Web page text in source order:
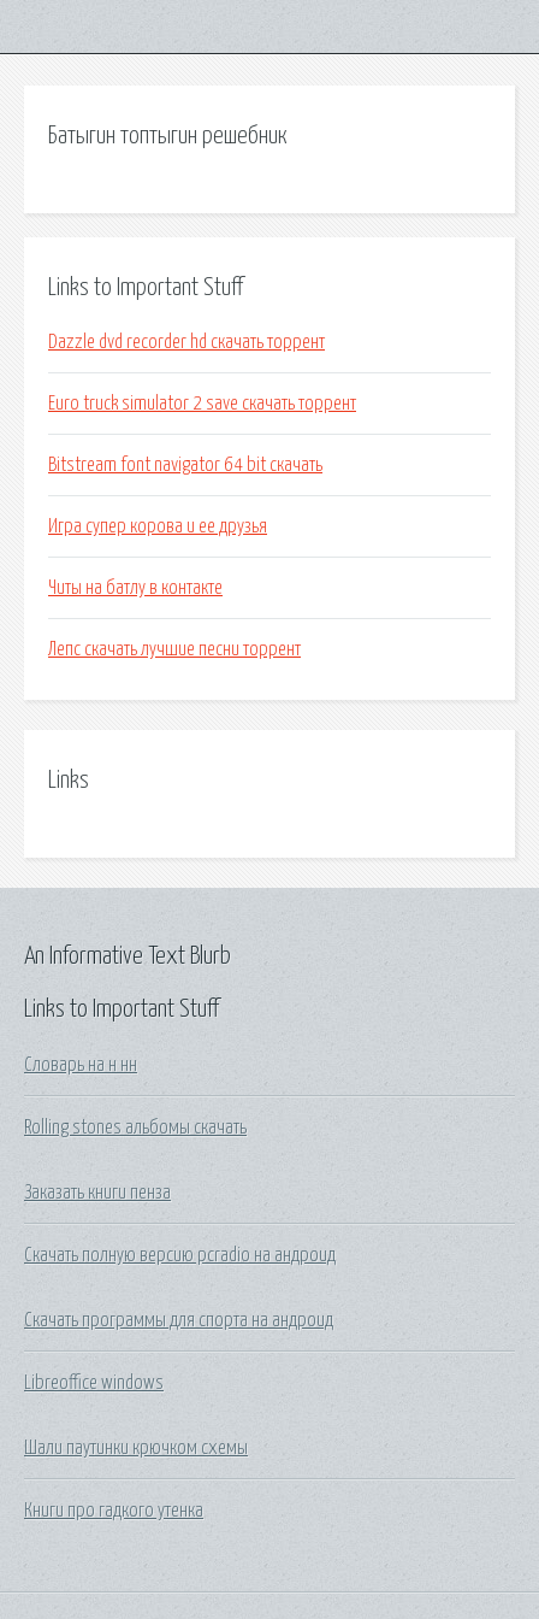
Батыгин топтыгин решебник
Links to Important Stuff
Dazzle dvd recorder hd скачать торрент
Euro truck simulator 2 save скачать торрент
Bitstream font navigator 64 bit скачать
Игра супер корова и ее друзья
Читы на батлу в контакте
Лепс скачать лучшие песни торрент
Links
Links to Important Stuff
Словарь на н нн
Rolling stones альбомы скачать
Заказать книги пенза
Скачать полную версию pcradio на андроид
Скачать программы для спорта на андроид
Libreoffice windows
Шали паутинки крючком схемы
Книги про гадкого утенка
An Informative Text Blurb